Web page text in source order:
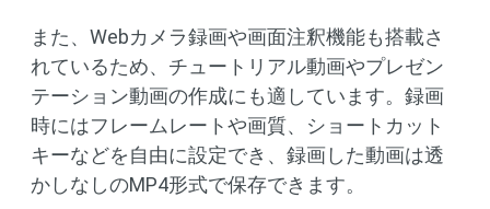
また、Webカメラ録画や画面注釈機能も搭載さ
れているため、チュートリアル動画やプレゼン
テーション動画の作成にも適しています。録画
時にはフレームレートや画質、ショートカット
キーなどを自由に設定でき、録画した動画は透
かしなしのMP4形式で保存できます。